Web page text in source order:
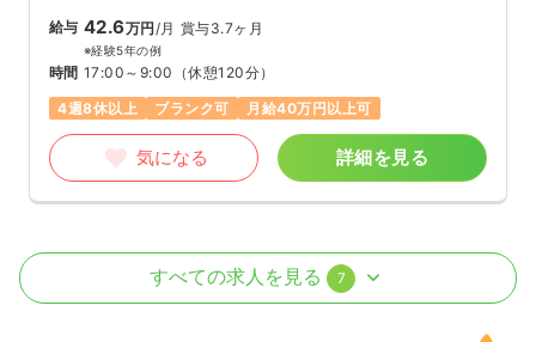
給与 42.6万円/月 賞与3.7ヶ月
※経験5年の例
時間 17:00～9:00 （休憩120分）
4週8休以上
ブランク可 月給40万円以上可
気になる 詳細を見る
オペ室(手術室)正・准看護師
すべての求人を見る 7